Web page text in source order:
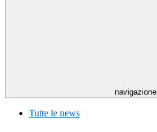
navigazione
Tutte le news